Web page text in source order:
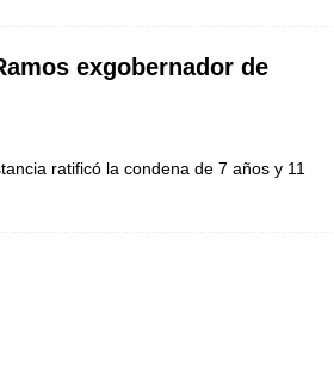
reconocido en el mundo LO
exgobernador de
ratificó la condena de 7 años y 11